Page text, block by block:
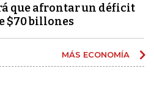
que afrontar un déficit
$70 billones
MÁS ECONOMÍA